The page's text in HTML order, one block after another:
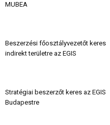
MUBEA
Beszerzési főosztályvezetőt keres
indirekt területre az EGIS
Stratégiai beszerzőt keres az EGIS
Budapestre